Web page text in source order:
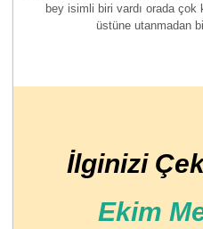
bey isimli biri vardı orada çok
üstüne utanmadan
İlginizi
Ekim